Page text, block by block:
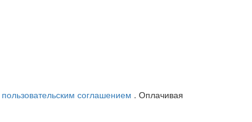
пользовательским соглашением . Оплачивая